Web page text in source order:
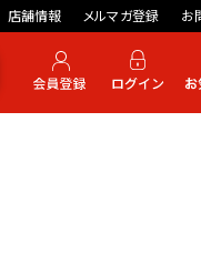
店舗情報 メルマガ登録 お